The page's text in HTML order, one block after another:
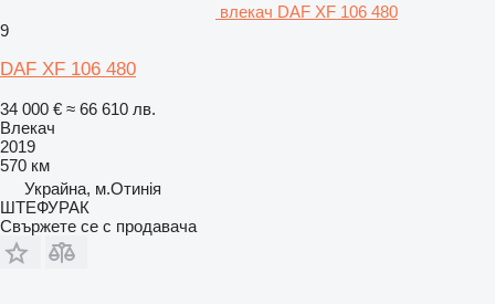
влекач DAF XF 106 480
9
DAF XF 106 480
34 000 € ≈ 66 610 лв.
Влекач
2019
570 км
Украйна, м.Отинія
ШТЕФУРАК
Свържете се с продавача